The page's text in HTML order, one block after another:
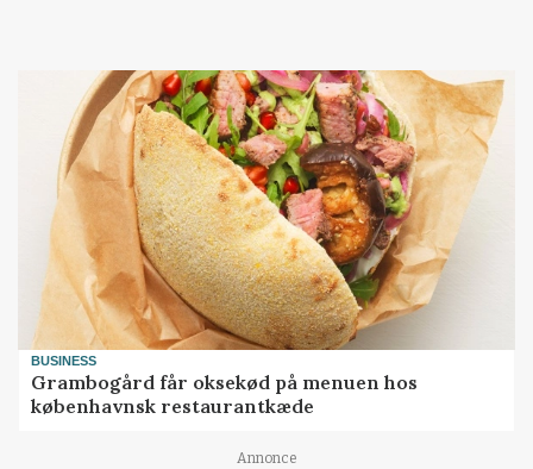
BUSINESS
Grambogård får oksekød på menuen hos
københavnsk restaurantkæde
Annonce